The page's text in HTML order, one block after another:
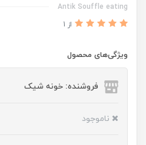
Antik Souffle eating
از 1
ویژگی‌های محصول
فروشنده: خونه شیک
ناموجود